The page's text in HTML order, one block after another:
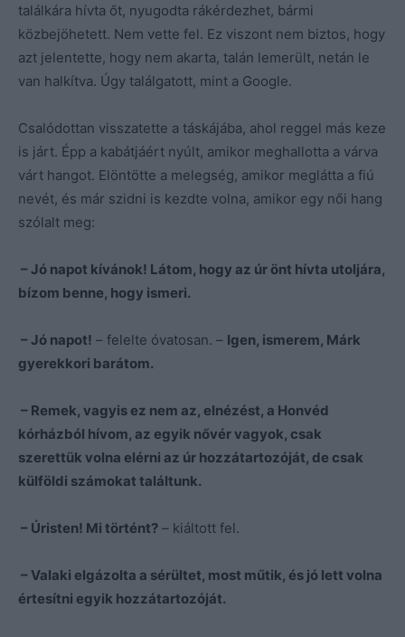
találkára hívta őt, nyugodta rákérdezhet, bármi
közbejöhetett. Nem vette fel. Ez viszont nem biztos, hogy
azt jelentette, hogy nem akarta, talán lemerült, netán le
van halkítva. Úgy találgatott, mint a Google.
Csalódottan visszatette a táskájába, ahol reggel más keze
is járt. Épp a kabátjáért nyúlt, amikor meghallotta a várva
várt hangot. Elöntötte a melegség, amikor meglátta a fiú
nevét, és már szidni is kezdte volna, amikor egy női hang
szólalt meg:
– Jó napot kívánok! Látom, hogy az úr önt hívta utoljára,
bízom benne, hogy ismeri.
– Jó napot! – felelte óvatosan. – Igen, ismerem, Márk
gyerekkori barátom.
– Remek, vagyis ez nem az, elnézést, a Honvéd
kórházból hívom, az egyik nővér vagyok, csak
szerettük volna elérni az úr hozzátartozóját, de csak
külföldi számokat találtunk.
– Úristen! Mi történt? – kiáltott fel.
– Valaki elgázolta a sérültet, most műtik, és jó lett volna
értesítni egyik hozzátartozóját.